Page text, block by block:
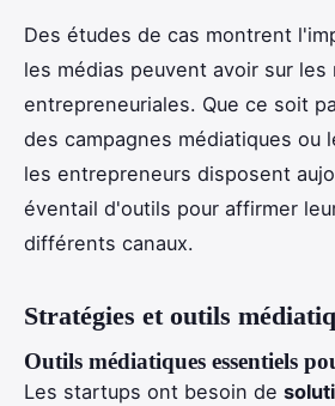
Des études de cas montrent
les médias peuvent avoir sur les
entrepreneuriales. Que ce soit
des campagnes médiatiques ou
les entrepreneurs disposent
éventail d'outils pour affirmer
différents canaux.
Stratégies et outils
Outils médiatiques essentiels
Les startups ont besoin de